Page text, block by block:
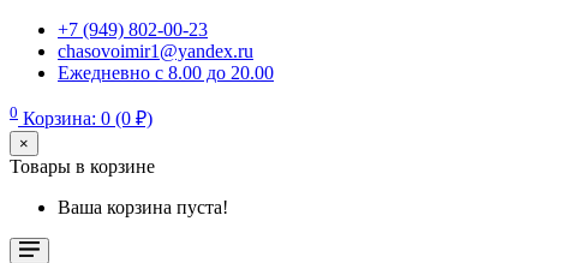
+7 (949) 802-00-23
chasovoimir1@yandex.ru
Ежедневно с 8.00 до 20.00
0 Корзина: 0 (0 ₽)
×
Товары в корзине
Ваша корзина пуста!